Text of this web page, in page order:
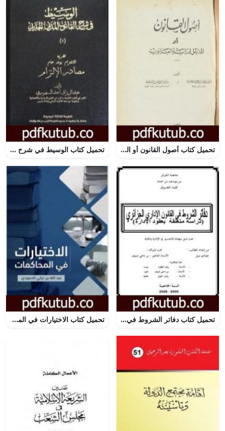
تحميل كتاب أصول القانون أو المدخل لدراسة القانون PDF تأليف عبد الرزاق السنهوري مجانا [كامل] تحميل كتاب الوسيط في شرح القانون المدني الجديد 1 – مصادر الالتزام PDF تأليف عبد الرزاق السنهوري مجانا [كامل]
تحميل كتاب دفاتر الشروط في القانون الإداري الجزائري – دراسة متعلقة بعقود الإدارة PDF تأليف جوادي نبيل مجانا [كامل] تحميل كتاب الاختيارات في المحاكمات PDF تأليف عبد الله بن تركي الحمودي مجانا [كامل]